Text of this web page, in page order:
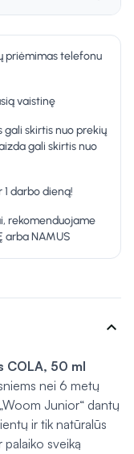
priėmimas telefonu
vaistinę
skirtis nuo prekių
gali skirtis nuo
1 darbo dieną!
rekomenduojame
arba NAMUS
expand_more
COLA, 50 ml
nei 6 metų
Junior“ dantų
ir tik natūralūs
palaiko sveiką